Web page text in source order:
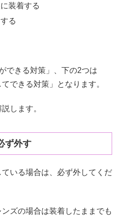
装着する
る
できる対策」、下の2つは
できる対策」となります。
します。
ず外す
いる場合は、必ず外してくだ
ズの場合は装着したままでも